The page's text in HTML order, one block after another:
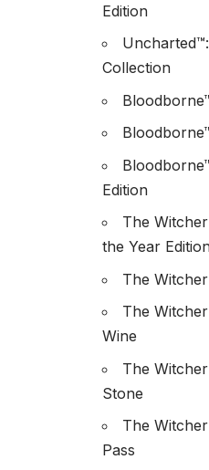
Edition
Collection
Edition
The
the Year
The
The
Wine
The
Stone
The
Pass